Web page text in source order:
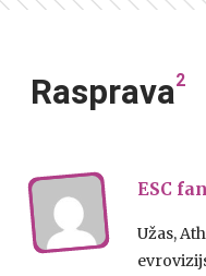
Rasprava2
ESC fan
Užas,